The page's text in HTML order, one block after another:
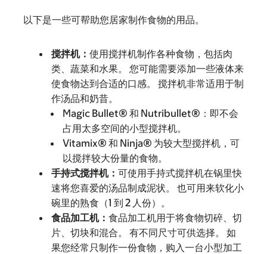
以下是一些可帮助您居家制作食物的用品。
搅拌机： 使用搅拌机制作各种食物，包括肉
类、蔬菜和水果。 您可能需要添加一些液体来
使食物达到合适的口感。 搅拌机非常适用于制
作汤品和奶昔。
Magic Bullet® 和 Nutribullet®：即不会
占用太多空间的小型搅拌机。
Vitamix® 和 Ninja® 为较大型搅拌机，可
以搅拌较大份量的食物。
手持式搅拌机： 可使用手持式搅拌机在锅里快
速将您喜爱的汤品制成泥状。 也可用来软化小
碗里的熟食（1 到 2 人份）。
食品加工机： 食品加工机用于将食物切碎、切
片、切块和混合。 有不同尺寸可供选择。 如
果您经常只制作一份食物，购入一台小型加工